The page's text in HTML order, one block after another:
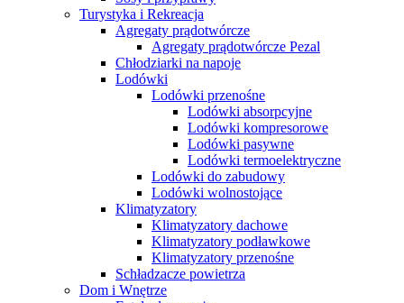
Turystyka i Rekreacja
Agregaty prądotwórcze
Agregaty prądotwórcze Pezal
Chłodziarki na napoje
Lodówki
Lodówki przenośne
Lodówki absorpcyjne
Lodówki kompresorowe
Lodówki pasywne
Lodówki termoelektryczne
Lodówki do zabudowy
Lodówki wolnostojące
Klimatyzatory
Klimatyzatory dachowe
Klimatyzatory podławkowe
Klimatyzatory przenośne
Schładzacze powietrza
Dom i Wnętrze